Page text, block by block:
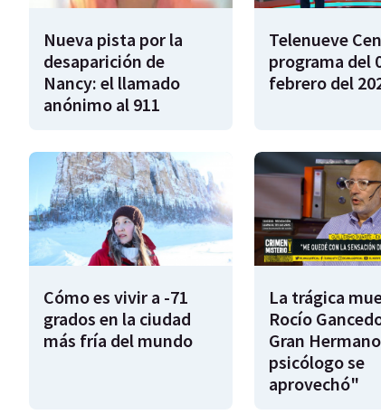
Nueva pista por la
desaparición de
Nancy: el llamado
anónimo al 911
Telenueve
programa del
febrero del
Cómo es vivir a -71
grados en la ciudad
más fría del mundo
La trágica
Rocío
Gran
psicólogo se
aprovechó"